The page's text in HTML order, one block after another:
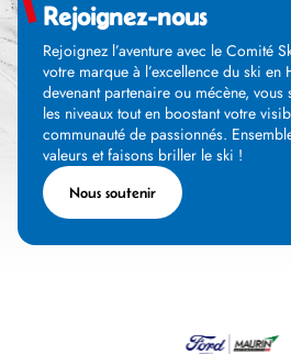
Rejoignez-nous
Rejoignez l’aventure avec le Comité
votre marque à l’excellence du ski en
devenant partenaire ou mécène,
les niveaux tout en boostant votre
communauté de passionnés.
valeurs et faisons briller le ski !
Nous soutenir